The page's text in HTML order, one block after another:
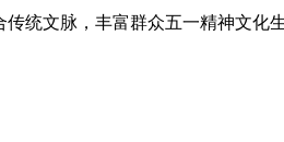
传统文脉，丰富群众五一精神文化